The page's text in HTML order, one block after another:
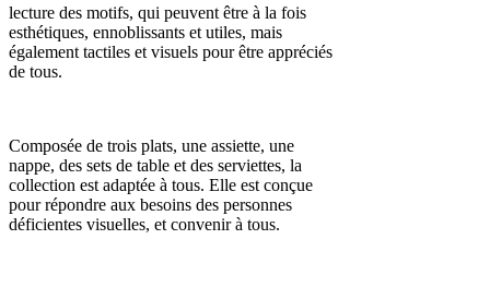
lecture des motifs, qui peuvent être à la fois
esthétiques, ennoblissants et utiles, mais
également tactiles et visuels pour être appréciés
de tous.
Composée de trois plats, une assiette, une
nappe, des sets de table et des serviettes, la
collection est adaptée à tous. Elle est conçue
pour répondre aux besoins des personnes
déficientes visuelles, et convenir à tous.